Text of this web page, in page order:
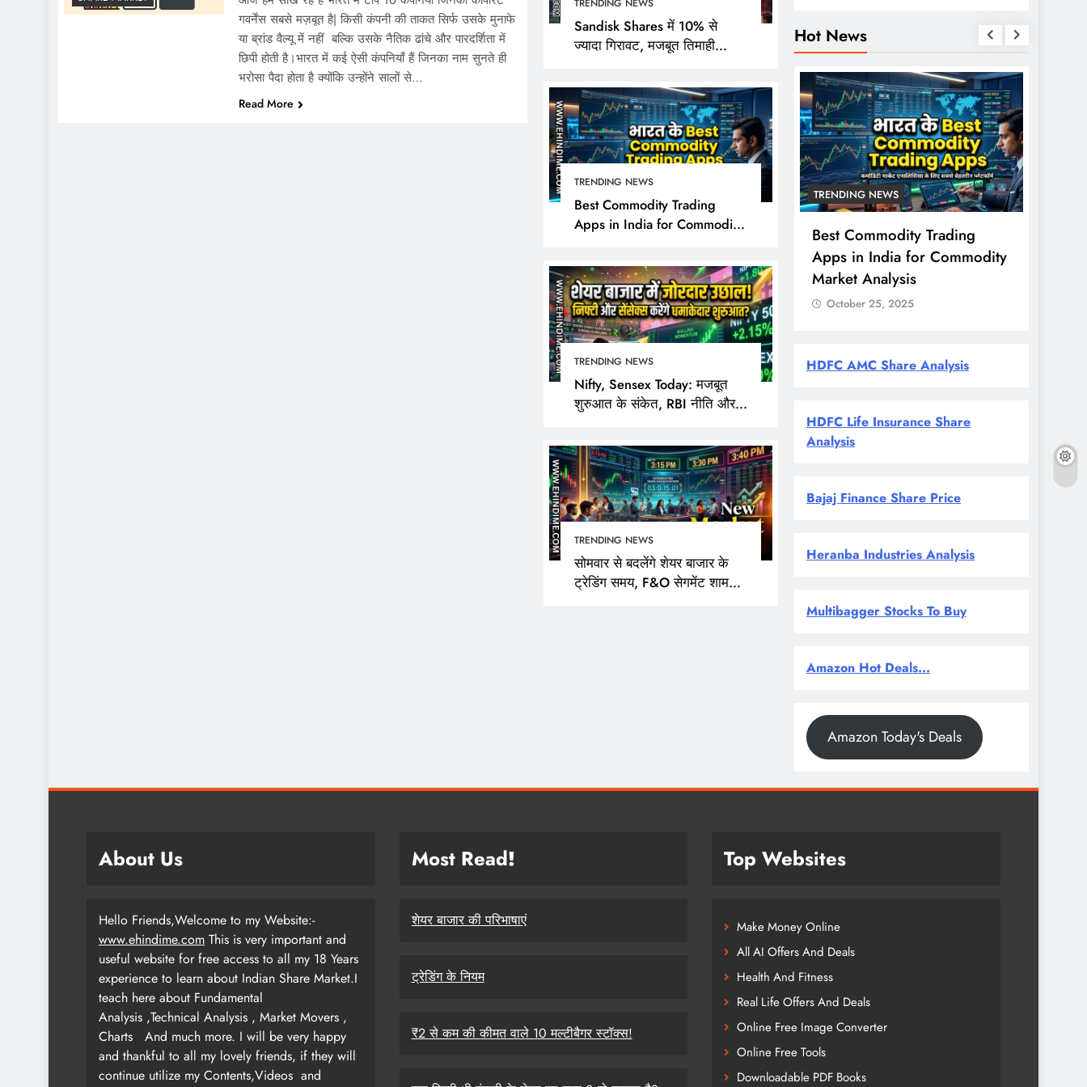
Sandisk Shares में 10% से
ज्यादा गिरावट, मजबूत तिमाही
निराश?
TRENDING NEWS
Best Commodity Trading
Apps in India for Commodity
TRENDING NEWS
Nifty, Sensex Today: मजबूत
शुरुआत के संकेत, RBI नीति और
TRENDING NEWS
सोमवार से बदलेंगे शेयर बाजार के
ट्रेडिंग समय, F&O सेगमेंट शाम
गवर्नेंस सबसे मज़बूत है| किसी कंपनी की ताकत सिर्फ उसके मुनाफे
या ब्रांड वैल्यू में नहीं बल्कि उसके नैतिक ढांचे और पारदर्शिता में
छिपी होती है।भारत में कई ऐसी कंपनियाँ हैं जिनका नाम सुनते ही
भरोसा पैदा होता है क्योंकि उन्होंने सालों से…
Read More
Hot News
Sandisk Shares में 10% से ज्यादा
बावजूद निवेशक क्यों हुए निराश?
October 25, 2025
TRENDING NEWS
Best Commodity Trading
Apps in India for Commodity
Market Analysis
October 25, 2025
HDFC AMC Share Analysis
HDFC Life Insurance Share
Analysis
Bajaj Finance Share Price
Heranba Industries Analysis
Multibagger Stocks To Buy
Amazon Hot Deals...
Amazon Today's Deals
About Us
Hello Friends,Welcome to my Website:-
www.ehindime.com This is very important and
useful website for free access to all my 18 Years
experience to learn about Indian Share Market.I
teach here about Fundamental
Analysis ,Technical Analysis , Market Movers ,
Charts
And much more. I will be very happy
and thankful to all my lovely friends, if they will
continue utilize my Contents,Videos and
Most Read!
शेयर बाजार की परिभाषाएं
ट्रेडिंग के नियम
₹2 से कम की कीमत वाले 10 मल्टीबैगर स्टॉक्स!
Top Websites
Make Money Online
All AI Offers And Deals
Health And Fitness
Real Life Offers And Deals
Online Free Image Converter
Online Free Tools
Downloadable PDF Books